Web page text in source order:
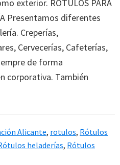
exterior. ROTULOS PARA
Presentamos diferentes
Creperías,
Cervecerías, Cafeterías,
de forma
corporativa. También
Alicante, rotulos, Rótulos
heladerías, Rótulos